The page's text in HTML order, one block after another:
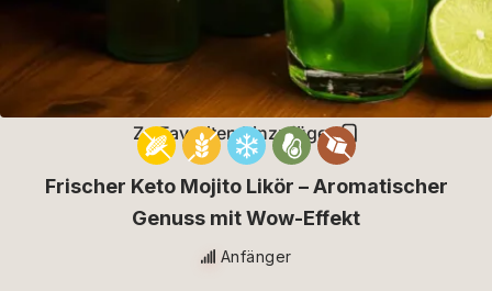
Zu Favoriten hinzufügen
Frischer Keto Mojito Likör – Aromatischer
Genuss mit Wow-Effekt
Anfänger